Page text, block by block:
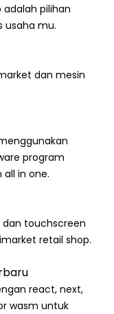
pilihan
usaha mu.
dan mesin
program
in one.
touchscreen
retail shop.
react, next,
wasm untuk